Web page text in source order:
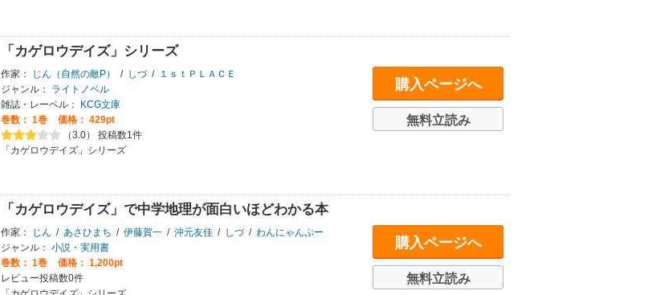
「カゲロウデイズ」シリーズ
作家： じん（自然の敵P） / しづ /
１ｓｔＰＬＡＣＥ
ジャンル：
ライトノベル
雑誌・レーベル：
KCG文庫
巻数： 1巻
価格： 429pt
（3.0） 投稿数1件
「カゲロウデイズ」シリーズ
購入ページへ
無料立読み
「カゲロウデイズ」で中学地理が面白いほどわかる本
作家： じん / あさひまち / 伊藤賀一 / 沖元友佳 / しづ / わんにゃんぷー
ジャンル： 小説・実用書
巻数： 1巻
価格： 1,200pt
レビュー投稿数0件
購入ページへ
無料立読み